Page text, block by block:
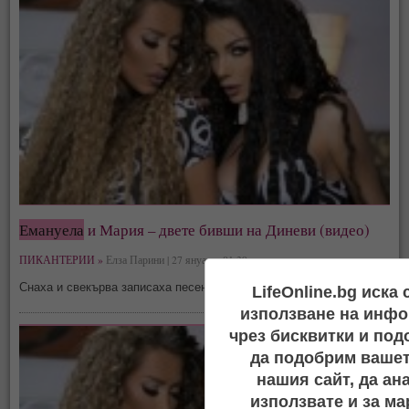
Емануела и Мария – двете бивши на Диневи (видео)
ПИКАНТЕРИИ » Елза Парини | 27 януари, 01:39
Снаха и свекърва записаха песен и клип
LifeOnline.bg иска
използване на
чрез бисквитки и
да подобрим
нашия сайт, да
използвате и за